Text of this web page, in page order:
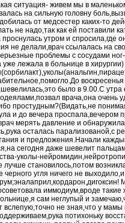
ситуация- живем мы в
на сильную головну боль
от медсестер каких-то
не надо,так как ей поставили
утром и спросила,где
не делали,врач ссылалась на
проблемы с сосудами
уже лежалав больнице в хирургии)
былов 9.00.С утра
врача,она очень
простудным?(Видать,не
и до вечера проспала,вечером
мерять давление и
осталась парализованой,с
и предложения.Начали
сегодня даже шевелит
уколы-
становилось,потом
черного угля ничего не
иммодиум,вроде
,я сам неглупый и
вслепую,точно не зная,что у мамы
потихоньку